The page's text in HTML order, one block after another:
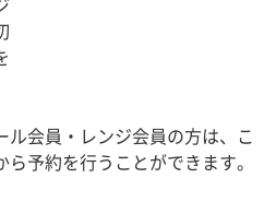
ル会員・レンジ会員の方は、こ
ら予約を行うことができます。